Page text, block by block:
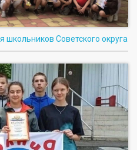
школьников Советского округа